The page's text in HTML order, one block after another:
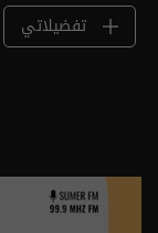
تفضيلاتي